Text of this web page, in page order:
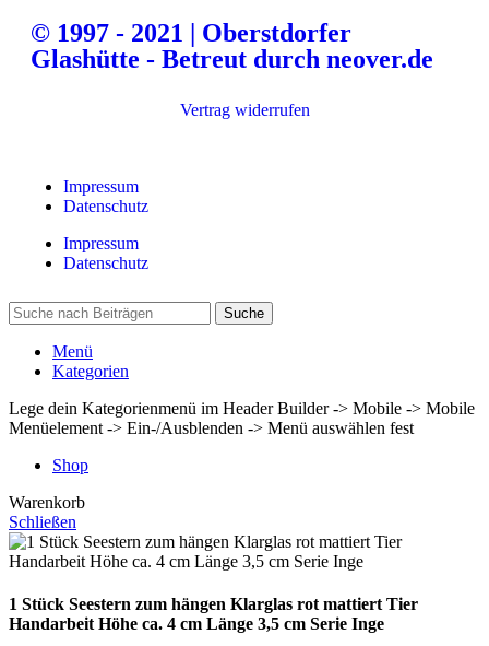
© 1997 - 2021 | Oberstdorfer
Glashütte - Betreut durch neover.de
Vertrag widerrufen
Impressum
Datenschutz
Impressum
Datenschutz
Suche
Menü
Kategorien
Lege dein Kategorienmenü im Header Builder -> Mobile -> Mobile
Menüelement -> Ein-/Ausblenden -> Menü auswählen fest
Shop
Warenkorb
Schließen
1 Stück Seestern zum hängen Klarglas rot mattiert Tier
Handarbeit Höhe ca. 4 cm Länge 3,5 cm Serie Inge